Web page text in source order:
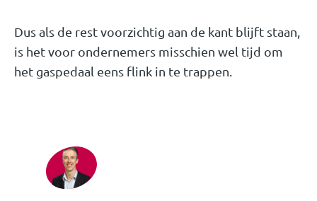
Dus als de rest voorzichtig aan de kant blijft staan,
is het voor ondernemers misschien wel tijd om
het gaspedaal eens flink in te trappen.